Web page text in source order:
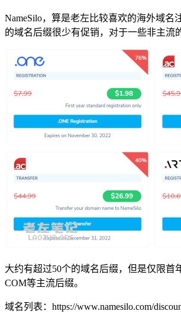
NameSilo，算是老左比较喜欢的海外域
的域名后缀很少有促销，对于一些非主流
大约有超过50个的域名后缀，但是仅限
COM等主流后缀。
域名列表：https://www.namesilo.com/